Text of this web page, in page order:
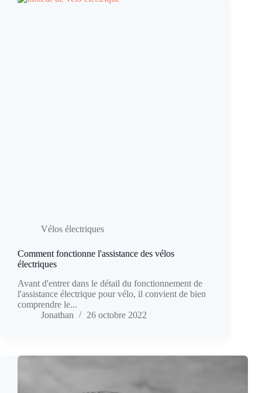
Vélos électriques
Comment fonctionne l'assistance des vélos
électriques
Avant d'entrer dans le détail du fonctionnement de
l'assistance électrique pour vélo, il convient de bien
comprendre le...
Jonathan
26 octobre 2022